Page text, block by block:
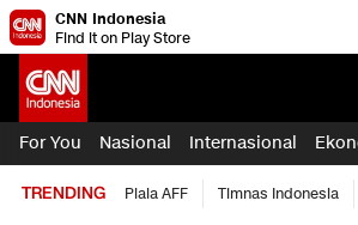
CNN Indonesia
Find it on Play Store
For You Nasional Internasional
TRENDING Piala AFF Timnas Indonesia